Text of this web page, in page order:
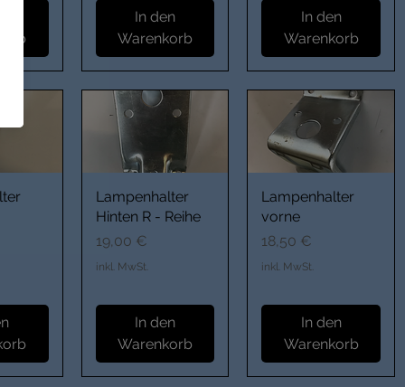
In den
Warenkorb
In den
Warenkorb
Lampenhalter
Hinten R - Reihe
Preis
19,00 €
inkl. MwSt.
In den
Warenkorb
Lampenhalter
vorne
Preis
18,50 €
inkl. MwSt.
In den
Warenkorb